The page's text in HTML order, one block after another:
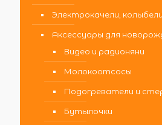
Электрокачели,
Аксессуары для
Видео и радионяни
Молокоотсосы
Подогреватели и
Бутылочки